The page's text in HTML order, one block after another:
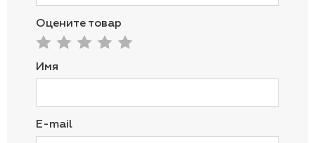
Оцените товар
Имя
E-mail